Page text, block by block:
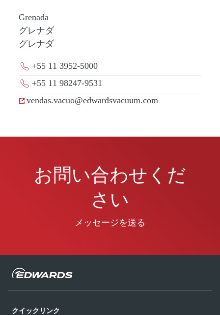
Grenada
グレナダ
グレナダ
+55 11 3952-5000
+55 11 98247-9531
vendas.vacuo@edwardsvacuum.com
お問い合わせくだ
さい
メッセージを送る
クイックリンク